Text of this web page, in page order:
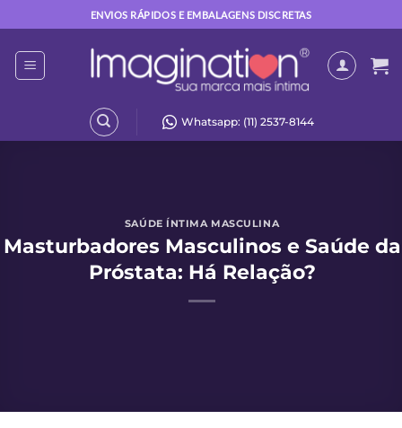
to
content
ENVIOS RÁPIDOS E EMBALAGENS DISCRETAS
Whatsapp: (11) 2537-8144
SAÚDE ÍNTIMA MASCULINA
Masturbadores Masculinos e Saúde da
Próstata: Há Relação?